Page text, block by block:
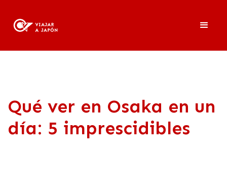
Qué ver en Osaka en un
día: 5 imprescidibles